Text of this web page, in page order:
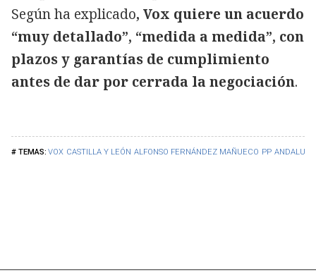
VOX CASTILLA Y LEÓN ALFONSO FERNÁNDEZ MAÑUECO PP
Según ha explicado, Vox quiere un acuerdo
“muy detallado”, “medida a medida”, con
plazos y garantías de cumplimiento
antes de dar por cerrada la negociación.